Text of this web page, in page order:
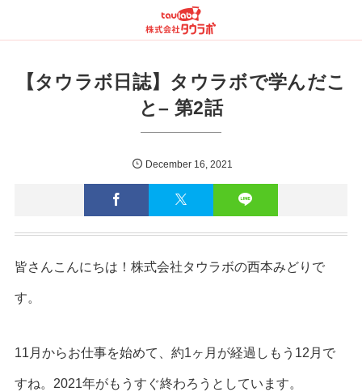
【タウラボ日誌】タウラボで学んだこ
と– 第2話
December 16 2021
皆さんこんにちは！株式会社タウラボの西本みどりで
す。
11月からお仕事を始めて、約1ヶ月が経過しもう12月で
すね。2021年がもうすぐ終わろうとしています。